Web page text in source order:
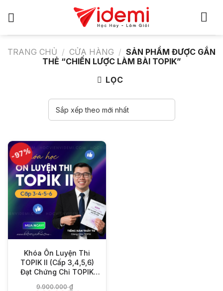
TRANG CHỦ / CỬA HÀNG / SẢN PHẨM ĐƯỢC GẮN
THẺ “CHIẾN LƯỢC LÀM BÀI TOPIK”
LỌC
-97%
Khóa Ôn Luyện Thi
TOPIK II (Cấp 3,4,5,6)
Đạt Chứng Chỉ TOPIK
9.900.000₫